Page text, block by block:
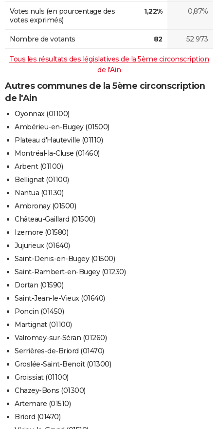
Votes nuls (en pourcentage des
votes exprimés)
1,22% 0,87%
Nombre de votants 82 52 973
Tous les résultats des législatives de la 5ème circonscription
de l'Ain
Autres communes de la 5ème circonscription
de l'Ain
Oyonnax (01100)
Ambérieu-en-Bugey (01500)
Plateau d'Hauteville (01110)
Montréal-la-Cluse (01460)
Arbent (01100)
Bellignat (01100)
Nantua (01130)
Ambronay (01500)
Château-Gaillard (01500)
Izernore (01580)
Jujurieux (01640)
Saint-Denis-en-Bugey (01500)
Saint-Rambert-en-Bugey (01230)
Dortan (01590)
Saint-Jean-le-Vieux (01640)
Poncin (01450)
Martignat (01100)
Valromey-sur-Séran (01260)
Serrières-de-Briord (01470)
Groslée-Saint-Benoit (01300)
Groissiat (01100)
Chazey-Bons (01300)
Artemare (01510)
Briord (01470)